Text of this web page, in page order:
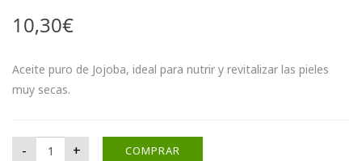
10,30€
Aceite puro de Jojoba, ideal para nutrir y revitalizar las pieles
muy secas.
-
Aceite de Jojoba cantidad
+ COMPRAR